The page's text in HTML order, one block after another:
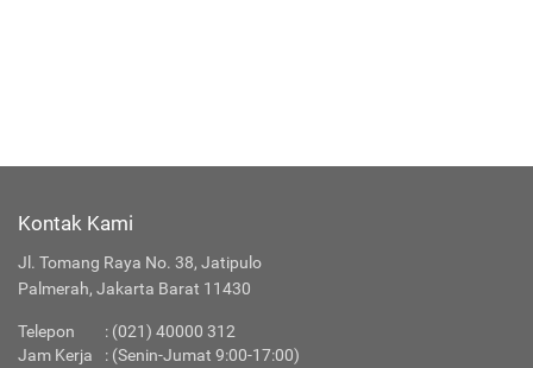
Kontak Kami
Jl. Tomang Raya No. 38, Jatipulo
Palmerah, Jakarta Barat 11430
Telepon : (021) 40000 312
Jam Kerja
: (Senin-Jumat 9:00-17:00)